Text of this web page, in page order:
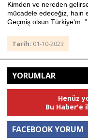
Kimden ve nereden
mücadele edeceğiz, hain
Geçmiş olsun Türkiye'm. ”
Tarih: 01-10-2023
YORUMLAR
Henüz
Bu Haber'e
FACEBOOK YORUM